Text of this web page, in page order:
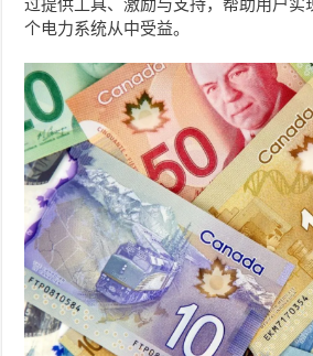
过提供工具、激励与支持，帮助用户实
个电力系统从中受益。